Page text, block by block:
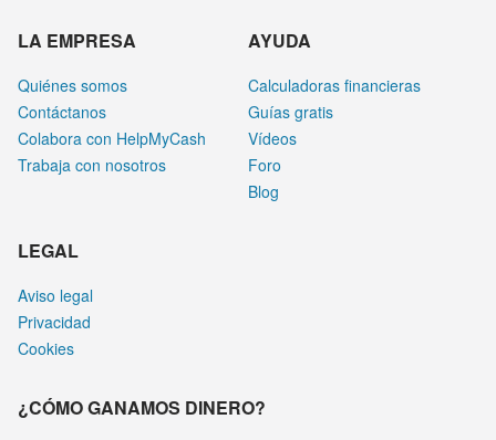
LA EMPRESA
Quiénes somos
Contáctanos
Colabora con HelpMyCash
Trabaja con nosotros
AYUDA
Calculadoras financieras
Guías gratis
Vídeos
Foro
Blog
LEGAL
Aviso legal
Privacidad
Cookies
¿CÓMO GANAMOS DINERO?